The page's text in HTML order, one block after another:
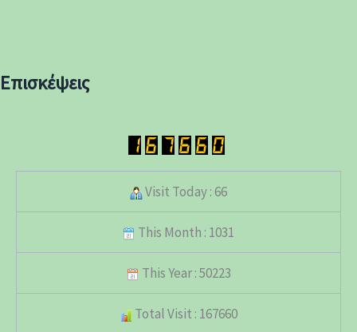
Επισκέψεις
Visit Today : 66
This Month : 1031
This Year : 50223
Total Visit : 167660